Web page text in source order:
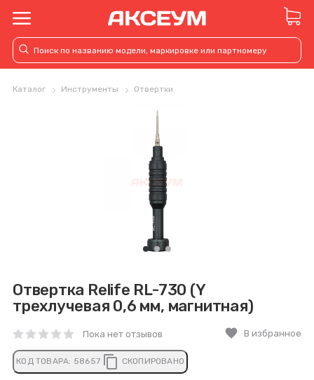
Каталог Инструменты Отвертки
Отвертка Relife RL-730 (Y
трехлучевая 0,6 мм, магнитная)
Пока нет отзывов favorite В избранное
КОД ТОВАРА: 58657 content_copy СКОПИРОВАНО